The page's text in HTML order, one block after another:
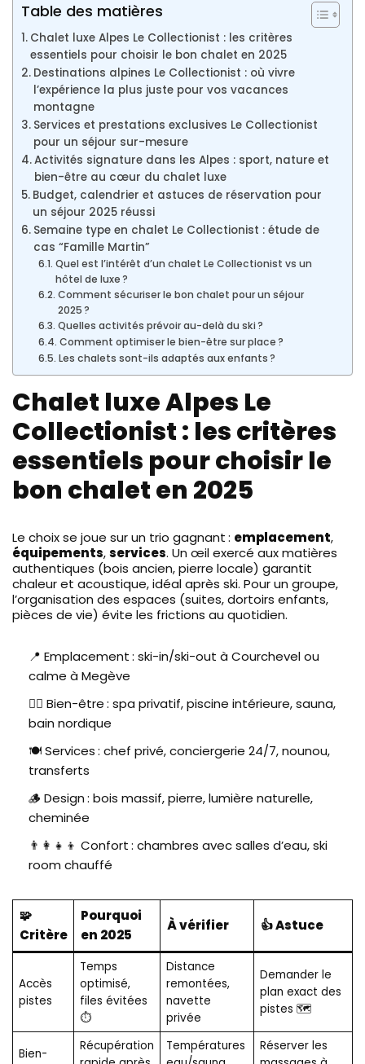
Table des matières
Chalet luxe Alpes Le Collectionist : les critères
essentiels pour choisir le bon chalet en 2025
Destinations alpines Le Collectionist : où vivre
l’expérience la plus juste pour vos vacances
montagne
Services et prestations exclusives Le Collectionist
pour un séjour sur-mesure
Activités signature dans les Alpes : sport, nature et
bien-être au cœur du chalet luxe
Budget, calendrier et astuces de réservation pour
un séjour 2025 réussi
Semaine type en chalet Le Collectionist : étude de
cas “Famille Martin”
Quel est l’intérêt d’un chalet Le Collectionist vs un
hôtel de luxe ?
Comment sécuriser le bon chalet pour un séjour
2025 ?
Quelles activités prévoir au-delà du ski ?
Comment optimiser le bien-être sur place ?
Les chalets sont-ils adaptés aux enfants ?
Chalet luxe Alpes Le
Collectionist : les critères
essentiels pour choisir le
bon chalet en 2025
Le choix se joue sur un trio gagnant : emplacement,
équipements,services. Un œil exercé aux matières
authentiques (bois ancien, pierre locale) garantit
chaleur et acoustique, idéal après ski. Pour un groupe,
l’organisation des espaces (suites, dortoirs enfants,
pièces de vie) évite les frictions au quotidien.
📍 Emplacement : ski-in/ski-out à Courchevel ou
calme à Megève
🧖‍♀️ Bien-être : spa privatif, piscine intérieure, sauna,
bain nordique
🍽️ Services : chef privé, conciergerie 24/7, nounou,
transferts
🪵 Design : bois massif, pierre, lumière naturelle,
cheminée
👨‍👩‍👧‍👦 Confort : chambres avec salles d’eau, ski
room chauffé
🧩
Critère
Pourquoi
en 2025
À vérifier 👍 Astuce
Accès
pistes
Temps
optimisé,
files évitées
⏱️
Distance
remontées,
navette
privée
Demander le
plan exact des
pistes 🗺️
Bien-
Récupération
Températures
Réserver les